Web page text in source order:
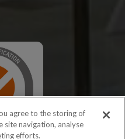
agree to the storing of
site navigation, analyse
efforts.